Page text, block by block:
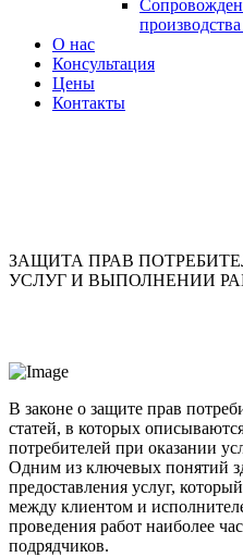
О нас
Консультация
Цены
Контакты
ЗАЩИТА ПРАВ
УСЛУГ И ВЫПОЛНЕНИИ
В законе о защите прав
статей, в которых
потребителей при оказании
Одним из ключевых понятий
предоставления услуг,
между клиентом и
проведения работ наиболее
подрядчиков.